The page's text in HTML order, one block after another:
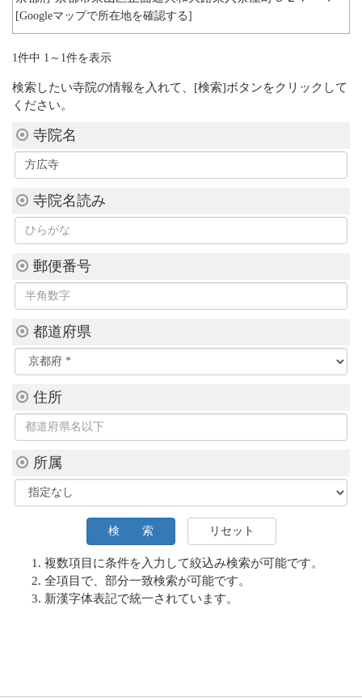
天台の主張
比叡山宗教サミット
災害時における天台宗の取り組み
年中行事・歳時記
Q&A
法話集
天台青少年比叡山の集いのご案内
天台宗務庁
一隅を照らす運動総本部
天台宗典編纂所
各地の宗務所
関連機関
サイトマップ
English
中文
한국어
[Googleマップで所在地を確認する]
1件中 1～1件を表示
検索したい寺院の情報を入れて、[検索]ボタンをクリックして
ください。
寺院名
寺院名読み
郵便番号
都道府県
住所
所属
複数項目に条件を入力して絞込み検索が可能です。
全項目で、部分一致検索が可能です。
新漢字体表記で統一されています。